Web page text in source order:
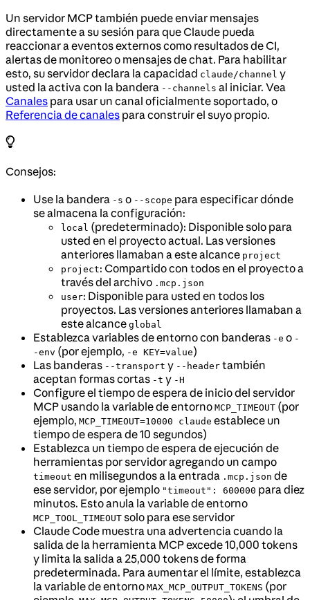
Un servidor MCP también puede enviar mensajes
directamente a su sesión para que Claude pueda
reaccionar a eventos externos como resultados de CI,
alertas de monitoreo o mensajes de chat. Para habilitar
esto, su servidor declara la capacidad claude/channel y
usted la activa con la bandera --channels al iniciar. Vea
Canales para usar un canal oficialmente soportado, o
Referencia de canales para construir el suyo propio.
Consejos:
Use la bandera -s o --scope para especificar dónde
se almacena la configuración:
local (predeterminado): Disponible solo para
usted en el proyecto actual. Las versiones
anteriores llamaban a este alcance project
project: Compartido con todos en el proyecto a
través del archivo .mcp.json
user: Disponible para usted en todos los
proyectos. Las versiones anteriores llamaban a
este alcance global
Establezca variables de entorno con banderas -e o -
-env (por ejemplo, -e KEY=value)
Las banderas --transport y --header también
aceptan formas cortas -t y -H
Configure el tiempo de espera de inicio del servidor
MCP usando la variable de entorno MCP_TIMEOUT (por
ejemplo, MCP_TIMEOUT=10000 claude establece un
tiempo de espera de 10 segundos)
Establezca un tiempo de espera de ejecución de
herramientas por servidor agregando un campo
timeout en milisegundos a la entrada .mcp.json de
ese servidor, por ejemplo "timeout": 600000 para diez
minutos. Esto anula la variable de entorno
MCP_TOOL_TIMEOUT solo para ese servidor
Claude Code muestra una advertencia cuando la
salida de la herramienta MCP excede 10,000 tokens
y limita la salida a 25,000 tokens de forma
predeterminada. Para aumentar el límite, establezca
la variable de entorno MAX_MCP_OUTPUT_TOKENS (por